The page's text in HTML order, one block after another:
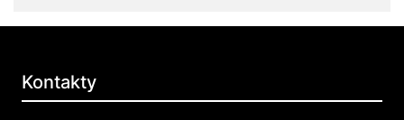
Kontakty